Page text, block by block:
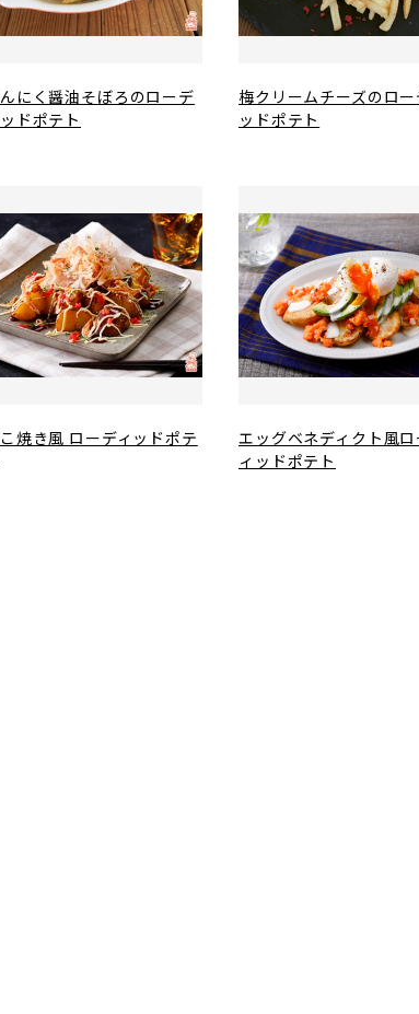
にく醤油そぼろのローデ
ドポテト
梅クリームチーズのロー
ッドポテト
焼き風 ローディッドポテ
エッグベネディクト風
ィッドポテト